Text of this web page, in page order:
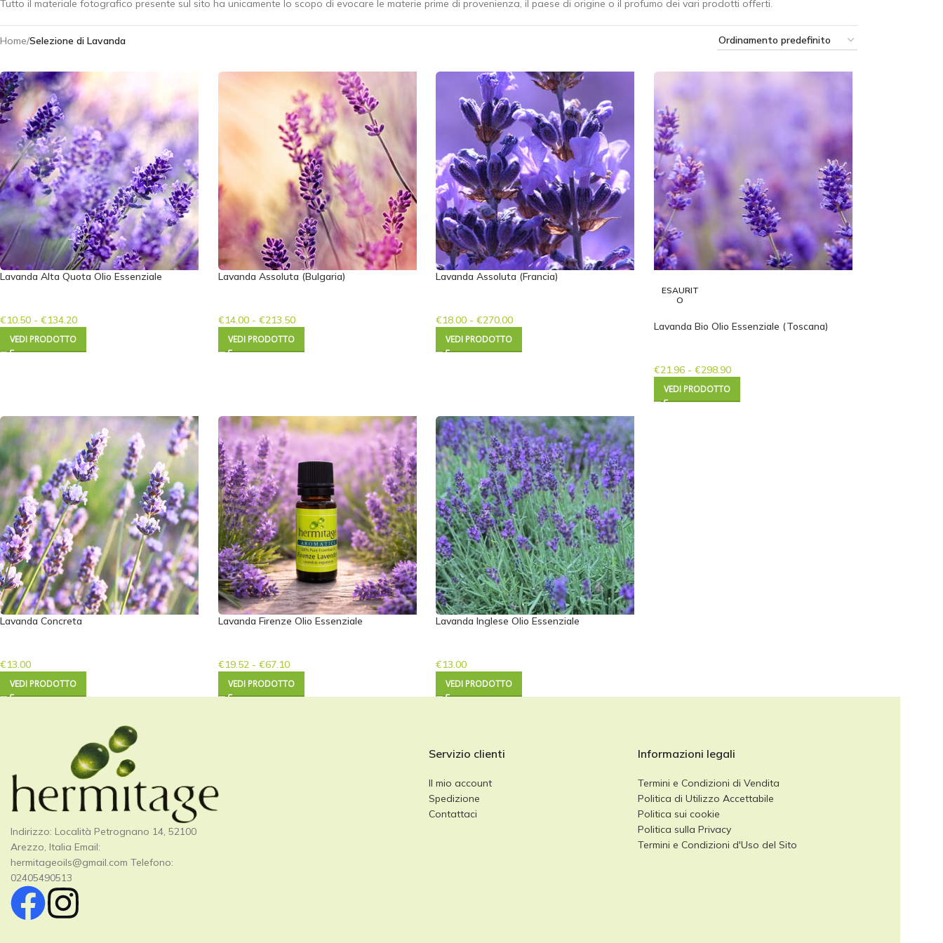
Tutto il materiale fotografico presente sul sito ha unicamente lo scopo di evocare le materie prime di provenienza, il paese di origine o il profumo dei vari prodotti offerti.
Home/Selezione di Lavanda
Lavanda Alta Quota Olio Essenziale
€10.50 - €134.20
VEDI PRODOTTO
Lavanda Assoluta (Bulgaria)
€14.00 - €213.50
VEDI PRODOTTO
Lavanda Assoluta (Francia)
€18.00 - €270.00
VEDI PRODOTTO
ESAURIT
O
Lavanda Bio Olio Essenziale (Toscana)
€21.96 - €298.90
VEDI PRODOTTO
Lavanda Concreta
€13.00
VEDI PRODOTTO
Lavanda Firenze Olio Essenziale
€19.52 - €67.10
VEDI PRODOTTO
Lavanda Inglese Olio Essenziale
€13.00
VEDI PRODOTTO
Indirizzo: Località Petrognano 14, 52100
Arezzo, Italia Email:
hermitageoils@gmail.com Telefono:
02405490513
Servizio clienti
Il mio account
Spedizione
Contattaci
Informazioni legali
Termini e Condizioni di Vendita
Politica di Utilizzo Accettabile
Politica sui cookie
Politica sulla Privacy
Termini e Condizioni d'Uso del Sito